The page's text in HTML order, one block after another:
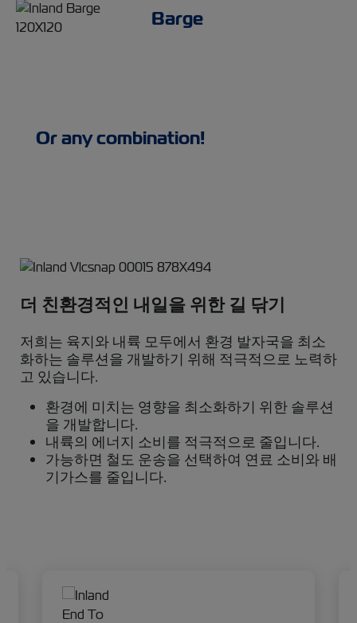
Barge
Or any combination!
더 친환경적인 내일을 위한 길 닦기
저희는 육지와 내륙 모두에서 환경 발자국을 최소
화하는 솔루션을 개발하기 위해 적극적으로 노력하
고 있습니다.
환경에 미치는 영향을 최소화하기 위한 솔루션
을 개발합니다.
내륙의 에너지 소비를 적극적으로 줄입니다.
가능하면 철도 운송을 선택하여 연료 소비와 배
기가스를 줄입니다.